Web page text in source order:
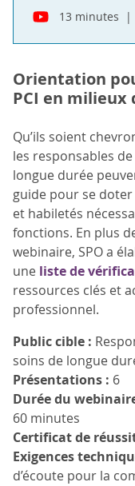
13 minutes
Orientation
PCI en milieux
Qu’ils soient
les responsables
longue durée
guide pour se
et habiletés
fonctions. En plus
webinaire, SPO a
une liste de
ressources clés et
professionnel.
Public cible :
soins de longue
Présentations : 6
Durée du
60 minutes
Certificat de
Exigences
d’écoute pour la